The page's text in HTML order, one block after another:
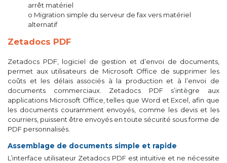
arrêt matériel
o Migration simple du serveur de fax vers matériel
alternatif
Zetadocs PDF
Zetadocs PDF, logiciel de gestion et d’envoi de documents,
permet aux utilisateurs de Microsoft Office de supprimer les
coûts et les délais associés à la production et à l’envoi de
documents commerciaux. Zetadocs PDF s’intègre aux
applications Microsoft Office, telles que Word et Excel, afin que
les documents couramment envoyés, comme les devis et les
courriers, puissent être envoyés en toute sécurité sous forme de
PDF personnalisés.
Assemblage de documents simple et rapide
L’interface utilisateur Zetadocs PDF est intuitive et ne nécessite